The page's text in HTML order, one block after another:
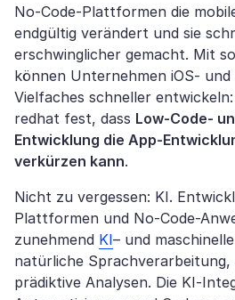
No-Code-Plattformen die
endgültig verändert und sie
erschwinglicher gemacht. Mit
können Unternehmen iOS-
Vielfaches schneller
redhat fest, dass Low-Code-
Entwicklung die App-
verkürzen kann.
Nicht zu vergessen: KI.
Plattformen und No-Code-
zunehmend KI– und
natürliche Sprachverarbeitung,
prädiktive Analysen. Die KI-